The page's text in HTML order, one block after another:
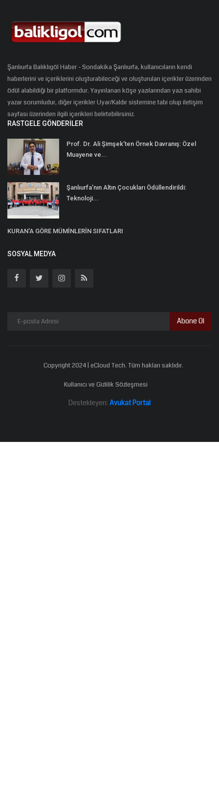
Şanlıurfa Balıklıgöl Haber - Sondakika Şanlıurfa, kullanıcıların kendi
haberlerini ve içeriklerini oluşturabileceği ve oluşturulan içerikler üzerinden
ödül alabildiği bir platformdur. Yayınlanan köşe yazılarından yazı sahibi
yazar sorumludur, diğer içerikler Uyar/Kaldır sistemine tabi olup iletişim
sayfası üzerinden ilgili içerikleri belirtebilirsiniz.
RASTGELE GÖNDERILER
Prof. Dr. Ali Şimşek’ten Örnek Davranış: Özel
Muayene ve...
Şanlıurfa’nın Altın Çocukları Ödüllendirildi:
Teknoloji...
KURAN'A GÖRE MÜMİNLERİN SIFATLARI
SOSYAL MEDYA
Abone Ol
Copyright 2024 | eCloud Tech. Tüm hakları saklıdır.
Kullanıcı ve Gizlilik Sözleşmesi
Destekleyen: Avukat Portal